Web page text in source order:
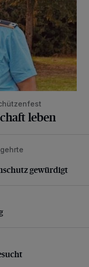
leben
gewürdigt
gewürdigt